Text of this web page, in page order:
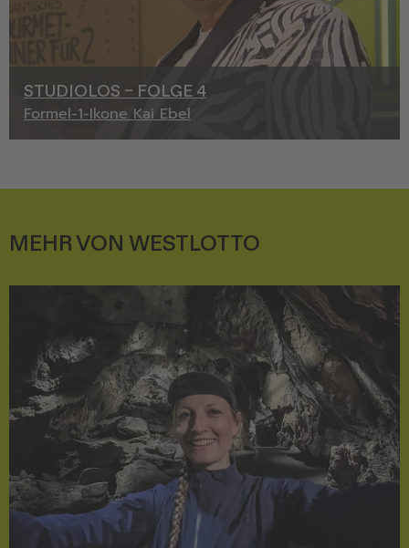
STUDIOLOS – FOLGE 4
Formel-1-Ikone Kai Ebel
MEHR VON WESTLOTTO